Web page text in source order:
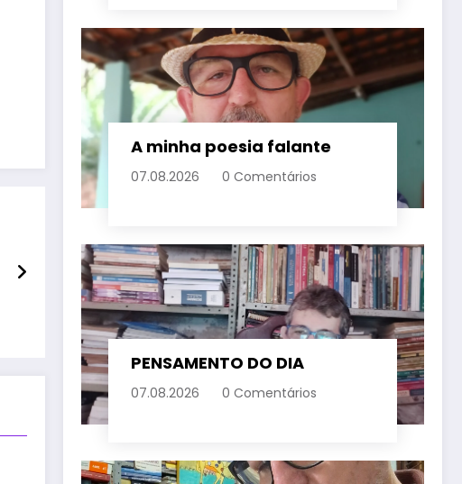
A minha poesia falante
07.08.2026 0 Comentários
PENSAMENTO DO DIA
07.08.2026 0 Comentários